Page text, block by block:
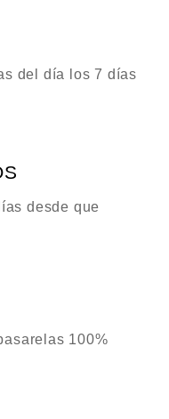
del día los 7 días
desde que
100%